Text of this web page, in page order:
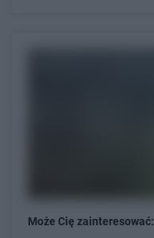
Może Cię zainteresować: